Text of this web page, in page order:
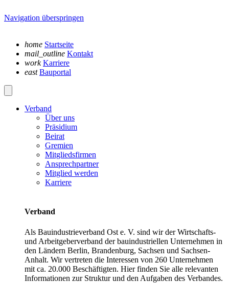
Navigation überspringen
home Startseite
mail_outline Kontakt
work Karriere
east Bauportal
Verband
Über uns
Präsidium
Beirat
Gremien
Mitgliedsfirmen
Ansprechpartner
Mitglied werden
Karriere
Verband
Als Bauindustrieverband Ost e. V. sind wir der Wirtschafts-
und Arbeitgeberverband der bauindustriellen Unternehmen in
den Ländern Berlin, Brandenburg, Sachsen und Sachsen-
Anhalt. Wir vertreten die Interessen von 260 Unternehmen
mit ca. 20.000 Beschäftigten. Hier finden Sie alle relevanten
Informationen zur Struktur und den Aufgaben des Verbandes.